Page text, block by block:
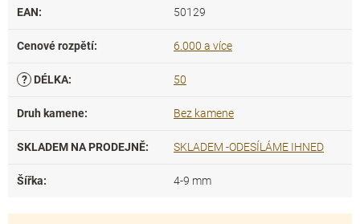
EAN: 50129
Cenové rozpětí: 6.000 a více
? DÉLKA: 50
Druh kamene: Bez kamene
SKLADEM NA PRODEJNĚ: SKLADEM -ODESÍLÁME IHNED
Šířka: 4-9 mm